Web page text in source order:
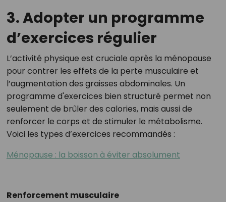
3. Adopter un programme
d’exercices régulier
L’activité physique est cruciale après la ménopause
pour contrer les effets de la perte musculaire et
l’augmentation des graisses abdominales. Un
programme d'exercices bien structuré permet non
seulement de brûler des calories, mais aussi de
renforcer le corps et de stimuler le métabolisme.
Voici les types d’exercices recommandés :
Ménopause : la boisson à éviter absolument
Renforcement musculaire